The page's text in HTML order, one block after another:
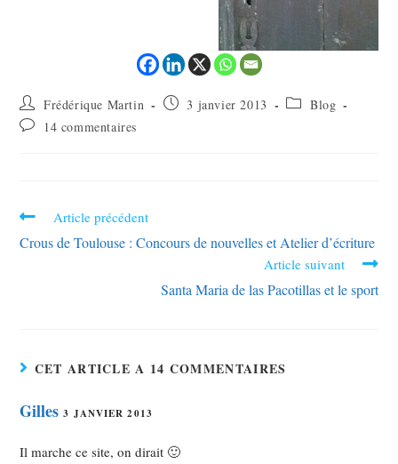
Frédérique Martin 3 janvier 2013
Blog
14 commentaires
Article précédent
Crous de Toulouse : Concours de nouvelles et Atelier d’écriture
Article suivant
Santa Maria de las Pacotillas et le sport
CET ARTICLE A 14 COMMENTAIRES
Gilles 3 JANVIER 2013
Il marche ce site, on dirait 🙂